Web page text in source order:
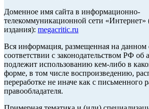
Доменное имя сайта в информационно-
телекоммуникационной сети «Интернет»
издания): megacritic.ru
Вся информация, размещенная на данном
соответствии с законодательством РФ об
подлежит использованию кем-либо в
форме, в том числе воспроизведению,
переработке не иначе как с письменного
правообладателя.